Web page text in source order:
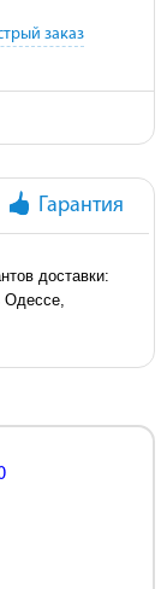
заказ
Гарантия
доставки:
Одессе,